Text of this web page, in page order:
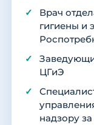
Врач
гигиены и
ЦГиЭ
надзору